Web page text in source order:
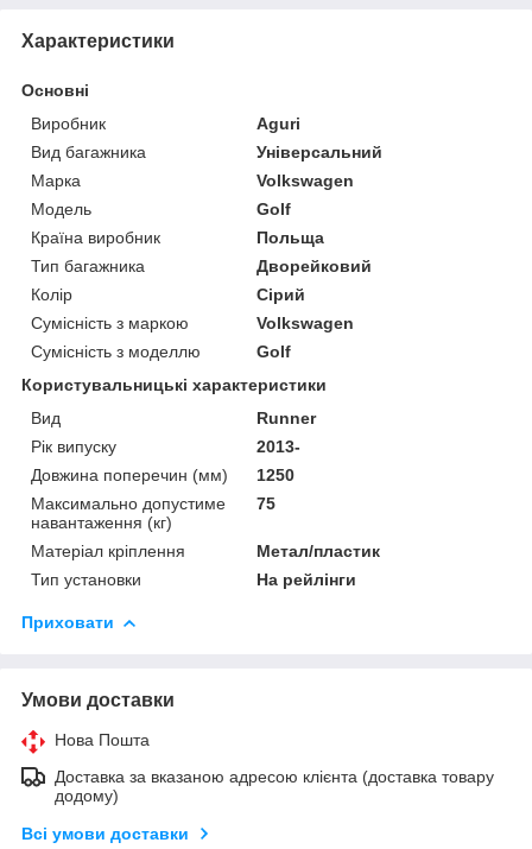
Характеристики
Основні
Виробник
Aguri
Вид багажника
Універсальний
Марка
Volkswagen
Модель
Golf
Країна виробник
Польща
Тип багажника
Дворейковий
Колір
Сірий
Сумісність з маркою
Volkswagen
Сумісність з моделлю
Golf
Користувальницькі характеристики
Вид
Runner
Рік випуску
2013-
Довжина поперечин (мм)
1250
Максимально допустиме
навантаження (кг)
75
Матеріал кріплення
Метал/пластик
Тип установки
На рейлінги
Приховати
Умови доставки
Нова Пошта
Доставка за вказаною адресою клієнта (доставка товару
додому)
Всі умови доставки